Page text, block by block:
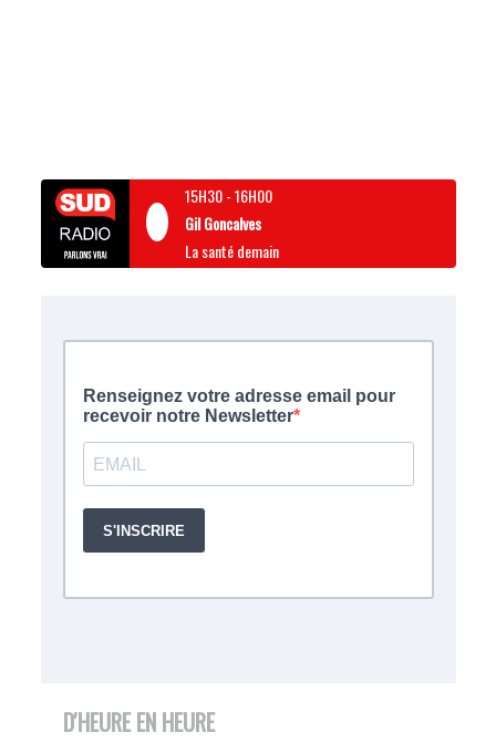
15H30-16H00
Gil Goncalves
La santé demain
D'HEURE EN HEURE